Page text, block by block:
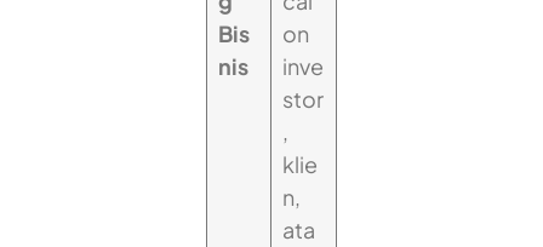
Bis
nis
on
inve
stor
,
klie
n,
ata